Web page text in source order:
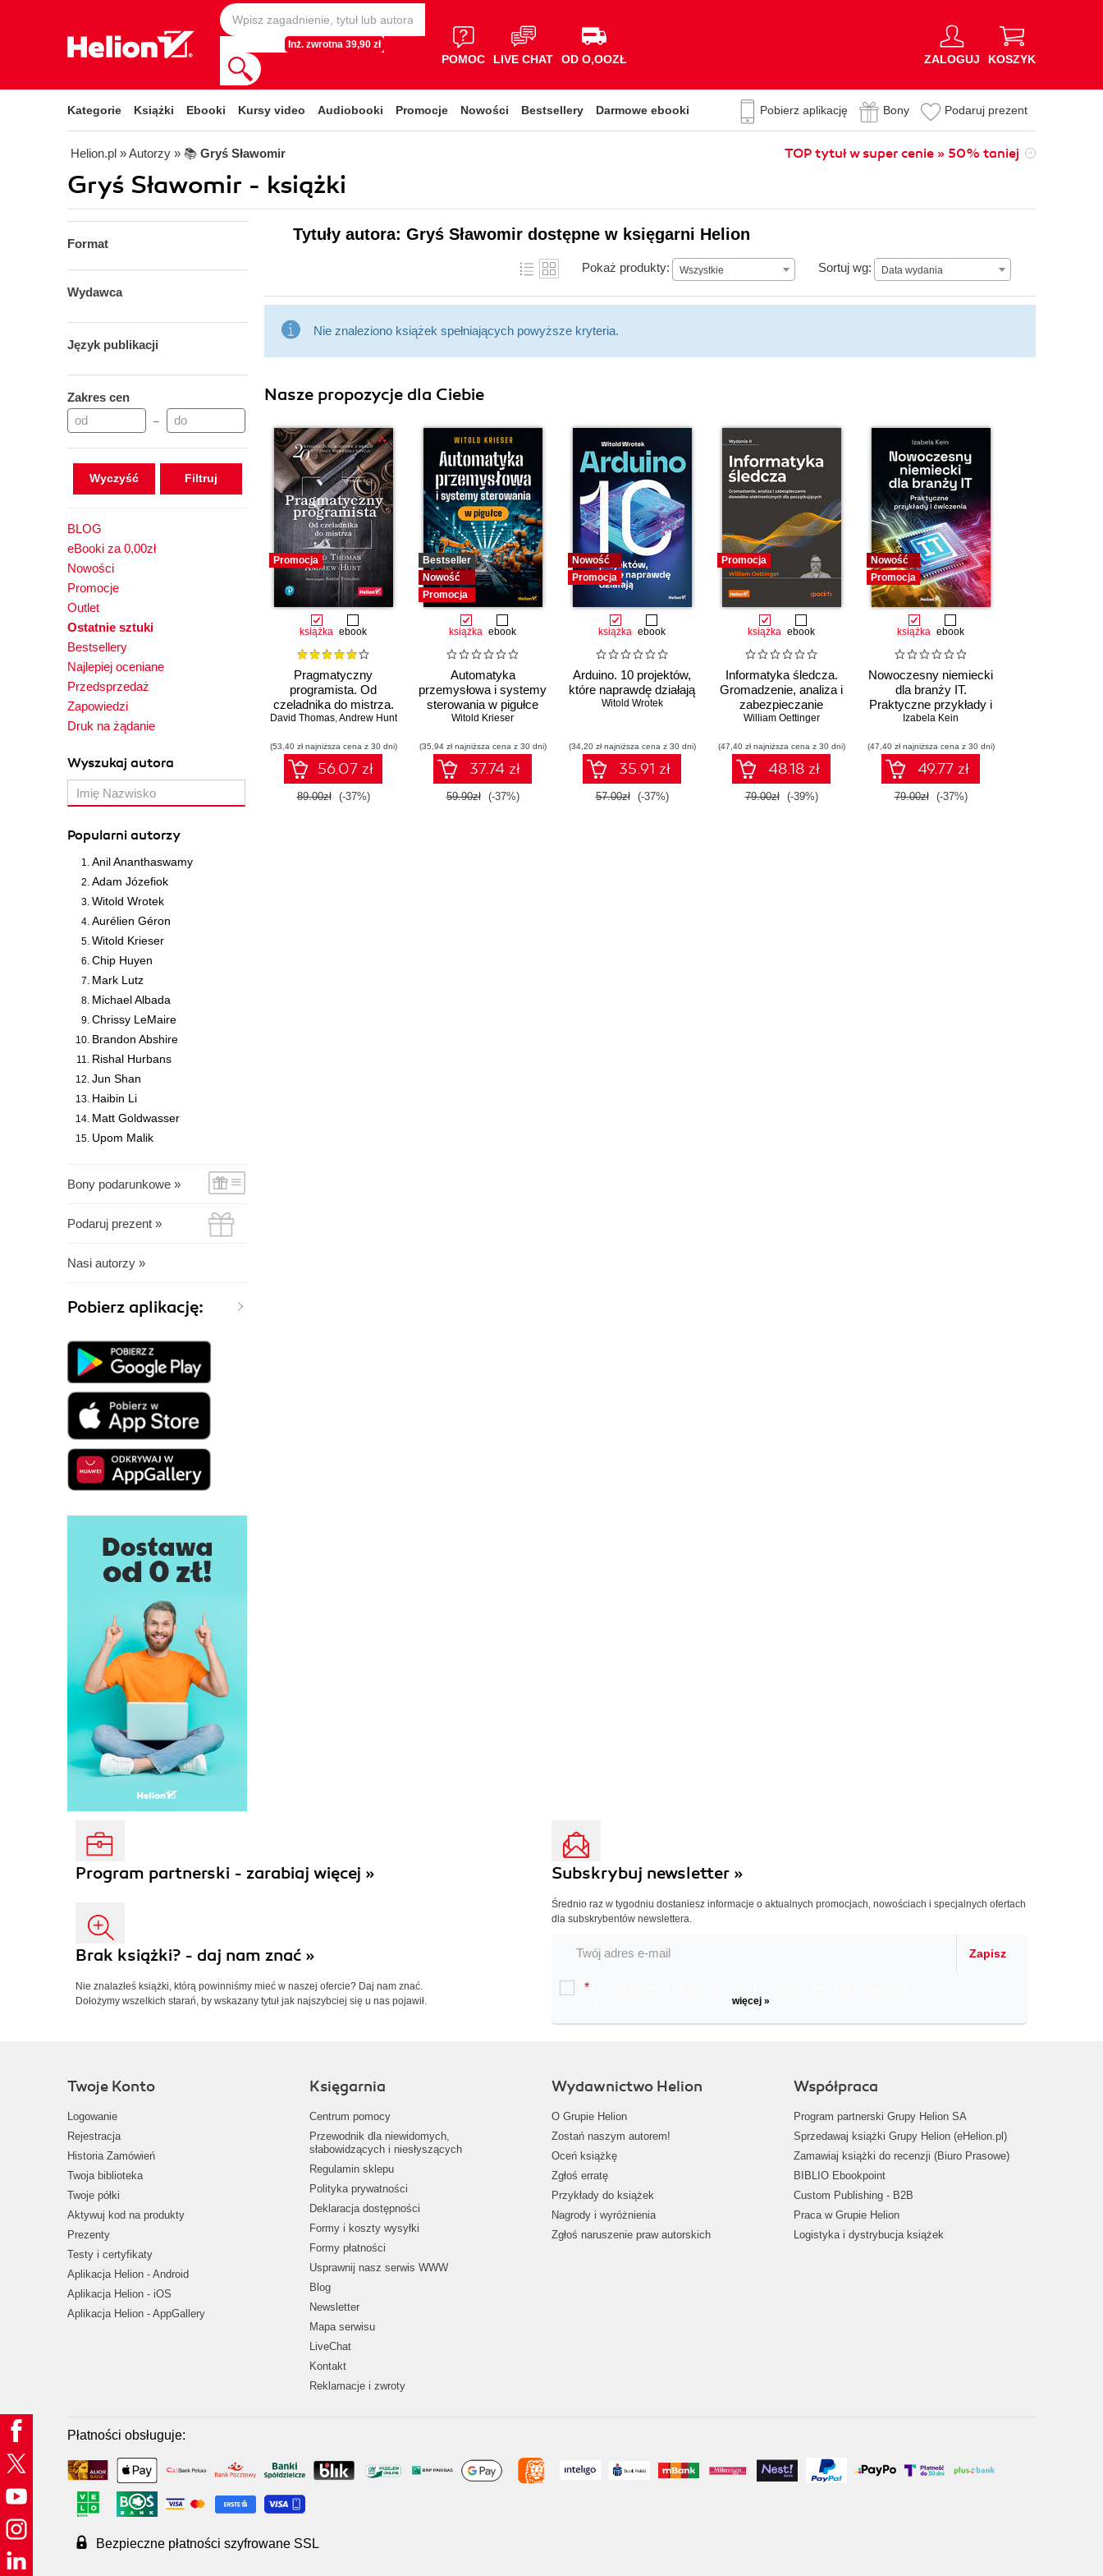
Inż. zwrotna 39,90 zł
POMOC LIVE CHAT OD O,OOZŁ ZALOGUJ KOSZYK
Kategorie Książki Ebooki Kursy video Audiobooki Promocje Nowości Bestsellery Darmowe ebooki Pobierz aplikację Bony Podaruj prezent
Helion.pl » Autorzy » 📚 Gryś Sławomir TOP tytuł w super cenie » 50% taniej
Gryś Sławomir - książki
Format
Wydawca
Język publikacji
Zakres cen
–
Wyczyść
BLOG
eBooki za 0,00zł
Nowości
Promocje
Outlet
Ostatnie sztuki
Bestsellery
Najlepiej oceniane
Przedsprzedaż
Zapowiedzi
Druk na żądanie
Wyszukaj autora
Popularni autorzy
Anil Ananthaswamy
Adam Józefiok
Witold Wrotek
Aurélien Géron
Witold Krieser
Chip Huyen
Mark Lutz
Michael Albada
Chrissy LeMaire
Brandon Abshire
Rishal Hurbans
Jun Shan
Haibin Li
Matt Goldwasser
Upom Malik
Bony podarunkowe »
Podaruj prezent »
Nasi autorzy »
Pobierz aplikację:
Tytuły autora: Gryś Sławomir dostępne w księgarni Helion
Pokaż produkty: Wszystkie Sortuj wg: Data wydania
Data wydania
Nie znaleziono książek spełniających powyższe kryteria.
Nasze propozycje dla Ciebie
Promocja
książka ebook
Pragmatyczny
programista. Od
czeladnika do mistrza.
Wydanie II
David Thomas,Andrew Hunt
(53,40 zł najniższa cena z 30 dni)
56.07 zł
89.00zł (-37%)
Bestseller
Nowość
Promocja
książka ebook
Automatyka
przemysłowa i systemy
sterowania w pigułce
Witold Krieser
(35,94 zł najniższa cena z 30 dni)
37.74 zł
59.90zł (-37%)
Nowość
Promocja
książka ebook
Arduino. 10 projektów,
które naprawdę działają
Witold Wrotek
(34,20 zł najniższa cena z 30 dni)
35.91 zł
57.00zł (-37%)
Promocja
książka ebook
Informatyka śledcza.
Gromadzenie, analiza i
zabezpieczanie
dowodów
początkujących.
Wydanie II
William Oettinger
(47,40 zł najniższa cena z 30 dni)
48.18 zł
79.00zł (-39%)
Nowość
Promocja
książka ebook
Nowoczesny niemiecki
dla branży IT.
Praktyczne przykłady i
ćwiczenia
Izabela Kein
(47,40 zł najniższa cena z 30 dni)
49.77 zł
79.00zł (-37%)
Program partnerski - zarabiaj więcej »
Brak książki? - daj nam znać »
Nie znalazłeś książki, którą powinniśmy mieć w naszej ofercie? Daj nam znać.
Dołożymy wszelkich starań, by wskazany tytuł jak najszybciej się u nas pojawił.
Subskrybuj newsletter »
Średnio raz w tygodniu dostaniesz informacje o aktualnych promocjach, nowościach i specjalnych ofertach
dla subskrybentów newslettera.
Zapisz
*
więcej »
Twoje Konto
Logowanie
Rejestracja
Historia Zamówień
Twoja biblioteka
Twoje półki
Aktywuj kod na produkty
Prezenty
Testy i certyfikaty
Aplikacja Helion - Android
Aplikacja Helion - iOS
Aplikacja Helion - AppGallery
Księgarnia
Centrum pomocy
Przewodnik dla niewidomych,
słabowidzących i niesłyszących
Regulamin sklepu
Polityka prywatności
Deklaracja dostępności
Formy i koszty wysyłki
Formy płatności
Usprawnij nasz serwis WWW
Blog
Newsletter
Mapa serwisu
LiveChat
Kontakt
Reklamacje i zwroty
Wydawnictwo Helion
O Grupie Helion
Zostań naszym autorem!
Oceń książkę
Zgłoś erratę
Przykłady do książek
Nagrody i wyróżnienia
Zgłoś naruszenie praw autorskich
Współpraca
Program partnerski Grupy Helion SA
Sprzedawaj książki Grupy Helion (eHelion.pl)
Zamawiaj książki do recenzji (Biuro Prasowe)
BIBLIO Ebookpoint
Custom Publishing - B2B
Praca w Grupie Helion
Logistyka i dystrybucja książek
Płatności obsługuje:
Bezpieczne płatności szyfrowane SSL